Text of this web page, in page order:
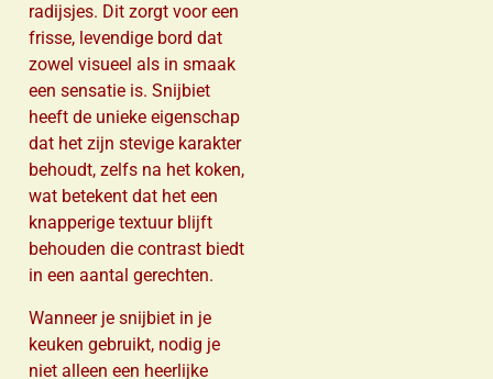
radijsjes. Dit zorgt voor een
frisse, levendige bord dat
zowel visueel als in smaak
een sensatie is. Snijbiet
heeft de unieke eigenschap
dat het zijn stevige karakter
behoudt, zelfs na het koken,
wat betekent dat het een
knapperige textuur blijft
behouden die contrast biedt
in een aantal gerechten.
Wanneer je snijbiet in je
keuken gebruikt, nodig je
niet alleen een heerlijke